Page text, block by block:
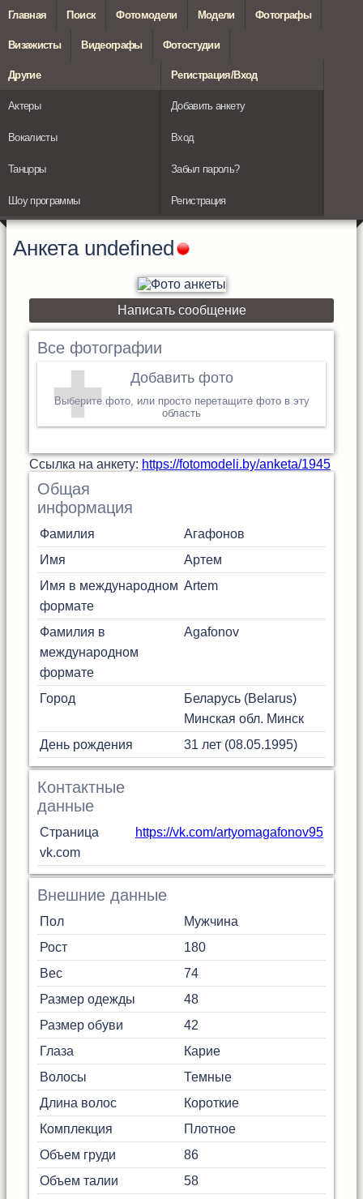
Главная Поиск Фотомодели Модели Фотографы
Визажисты Видеографы Фотостудии
Другие
Актеры
Вокалисты
Танцоры
Шоу программы
Регистрация/Вход
Добавить анкету
Вход
Забыл пароль?
Регистрация
Анкета undefined
Написать сообщение
Все фотографии
Добавить фото
Выберите фото, или просто перетащите фото в эту
область
Cсылка на анкету: https://fotomodeli.by/anketa/1945
Общая
информация
Фамилия
Агафонов
Имя
Артем
Имя в международном
формате
Artem
Фамилия в
международном
формате
Agafonov
Город
Беларусь (Belarus)
Минская обл. Минск
День рождения
31 лет (08.05.1995)
Контактные
данные
Страница
vk.com
https://vk.com/artyomagafonov95
Внешние данные
Пол
Мужчина
Рост
180
Вес
74
Размер одежды
48
Размер обуви
42
Глаза
Карие
Волосы
Темные
Длина волос
Короткие
Комплекция
Плотное
Объем груди
86
Объем талии
58